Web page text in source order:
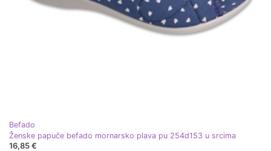
Befado
Ženske papuče befado mornarsko plava pu 254d153 u srcima
16,85 €